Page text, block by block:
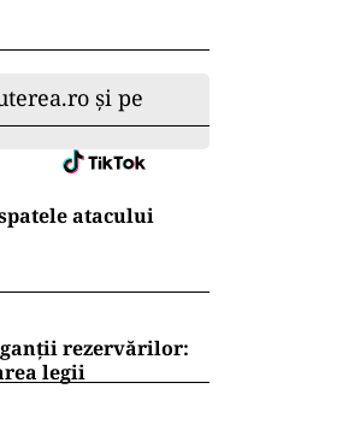
și pe
atacului
rezervărilor:
legii